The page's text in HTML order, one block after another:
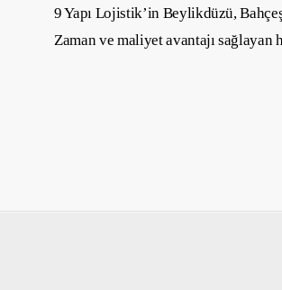
9 Yapı Lojistik’in Beylikdüzü,
Zaman ve maliyet avantajı